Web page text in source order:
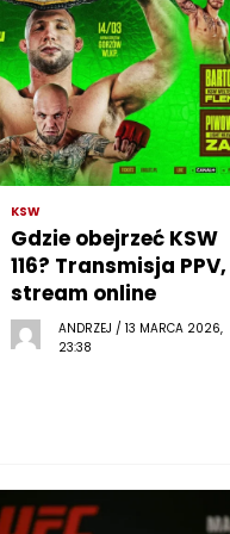
KSW
Gdzie obejrzeć KSW
116? Transmisja PPV,
stream online
ANDRZEJ / 13 MARCA 2026,
23:38